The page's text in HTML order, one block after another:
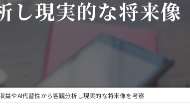
行政書士
し現実的な将来像
益やAI代替性から客観分析し現実的な将来像を考察